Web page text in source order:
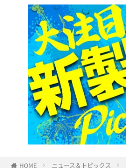
HOME ニュース＆トピックス